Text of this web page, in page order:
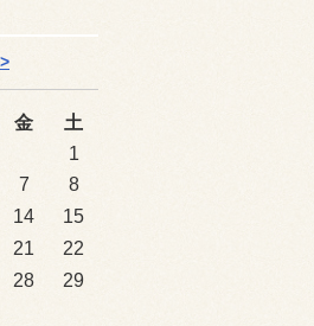
金
土
1
7
8
14
15
21
22
28
29